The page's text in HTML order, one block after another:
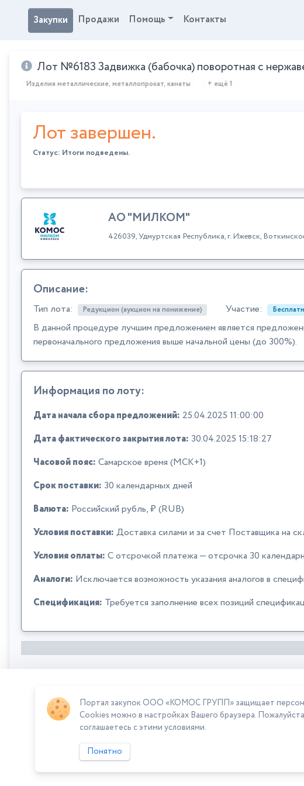
Закупки Продажи Помощь Контакты
Лот №6183 Задвижка (бабочка) поворотная с
Изделия металлические, металлопрокат, канаты + ещё 1
Лот завершен.
Статус: Итоги подведены.
АО "МИЛКОМ"
426039, Удмуртская Республика, г. Ижевск,
Описание:
Тип лота: Редукцион (аукцион на понижение) Участие:
В данной процедуре лучшим предложением является
первоначального предложения выше начальной цены (до 300%).
Информация по лоту:
Дата начала сбора предложений: 25.04.2025 11:00:00
Дата фактического закрытия лота: 30.04.2025 15:18:27
Часовой пояс: Самарское время (МСК+1)
Срок поставки: 30 календарных дней
Валюта: Российский рубль, ₽ (RUB)
Условия поставки: Доставка силами и за счет Поставщика на
Условия оплаты: C отсрочкой платежа — отсрочка 30
Аналоги: Исключается возможность указания аналогов в
Спецификация: Требуется заполнение всех позиций
Сумма лота: 150 000,00 ₽
Портал закупок ООО «КОМОС ГРУПП» защищает
Cookies можно в настройках Вашего браузера.
соглашаетесь с этими условиями.
Понятно